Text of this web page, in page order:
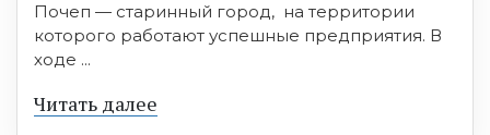
Почеп — старинный город, на территории
которого работают успешные предприятия. В
ходе ...
Читать далее